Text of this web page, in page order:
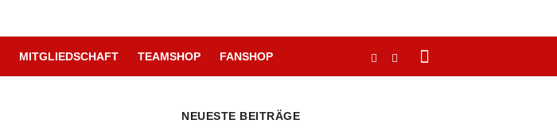
MITGLIEDSCHAFT TEAMSHOP FANSHOP
NEUESTE BEITRÄGE